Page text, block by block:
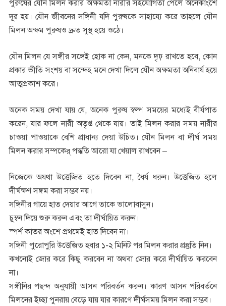
পুরুষের যৌন মিলন করার অক্ষমতা নারীর সহযোগিতা পেলে অনেকাংশে
দূর হয়। যৌন জীবনের সঙ্গিনী যদি পুরুষকে সাহায্যে করে তাহলে যৌন
মিলন অক্ষম পুরুষও দ্রুত সুস্থ হয়ে ওঠে।
যৌন মিলন যে সঙ্গীর সঙ্গেই হোক না কেন, মনকে দৃঢ় রাখতে হবে, কোন
প্রকার ভীতি সংশয় বা সন্দেহ মনে দেখা দিলে যৌন অক্ষমতা অনিবার্য হয়ে
আত্মপ্রকাশ করে।
অনেক সময় দেখা যায় যে, অনেক পুরুষ স্বল্প সময়ের মধ্যেই বীর্যপাত
করেন, যার ফলে নারী অতৃপ্ত থেকে যায়। তাই মিলন করার সময় নারীর
চাওয়া পাওয়াকে বেশি প্রাধান্য দেয়া উচিত। যৌন মিলন বা দীর্ঘ সময়
মিলন করার সম্পকের্ পদ্ধতি আরো যা খেয়াল রাখবেন –
নিজেকে অযথা উত্তেজিত হতে দিবেন না, ধৈর্য ধরুন। উত্তেজিত হলে
দীর্ঘক্ষণ সঙ্গম করা সম্ভব নয়।
সঙ্গিনীর গায়ে হাত দেয়ার আগে তাকে ভালোবাসুন।
চুম্বন দিয়ে শুরু করুন এবং তা দীর্ঘায়িত করুন।
স্পর্শ কাতর অংশে প্রথমেই হাত দিবেন না।
সঙ্গিনী পুরোপুরি উত্তেজিত হবার ১-২ মিনিট পর মিলন করার প্রস্তুতি নিন।
কখনোই জোর করে কিছু করবেন না অথবা জোর করে দীর্ঘায়িত করবেন
না।
সঙ্গীনির পছন্দ অনুযায়ী আসন পরিবর্তন করুন। কারণ আসন পরিবর্তনে
মিলনের ইচ্ছা পুনরায় বেড়ে যায় যার কারণে দীর্ঘসময় মিলন করা সম্ভব।